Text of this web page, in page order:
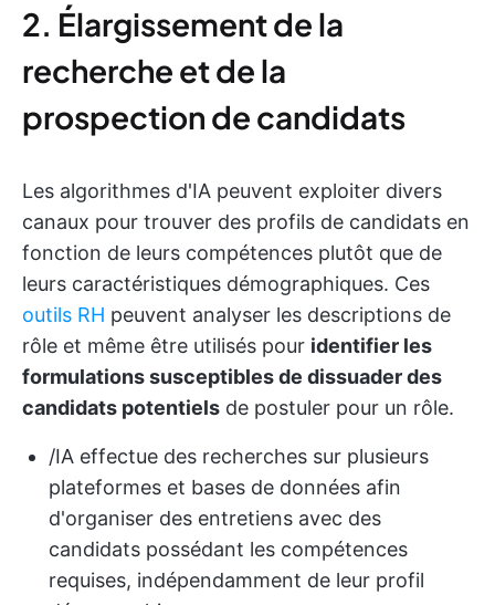
2. Élargissement de la
recherche et de la
prospection de candidats
Les algorithmes d'IA peuvent exploiter divers
canaux pour trouver des profils de candidats en
fonction de leurs compétences plutôt que de
leurs caractéristiques démographiques. Ces
outils RH peuvent analyser les descriptions de
rôle et même être utilisés pour identifier les
formulations susceptibles de dissuader des
candidats potentiels de postuler pour un rôle.
/IA effectue des recherches sur plusieurs
plateformes et bases de données afin
d'organiser des entretiens avec des
candidats possédant les compétences
requises, indépendamment de leur profil